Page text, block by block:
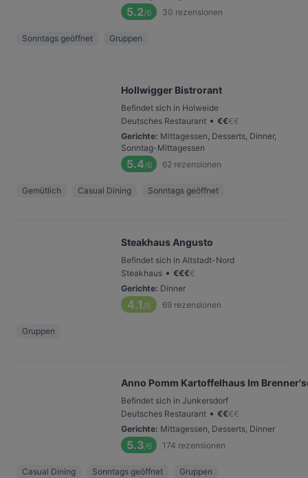
5.2/6 30 rezensionen
Sonntags geöffnet Gruppen
Hollwigger Bistrorant
Befindet sich in Holweide
Deutsches Restaurant • €€€€
Gerichte: Mittagessen, Desserts, Dinner,
Sonntag-Mittagessen
5.4/6 62 rezensionen
Gemütlich Casual Dining Sonntags geöffnet
Steakhaus Angusto
Befindet sich in Altstadt-Nord
Steakhaus • €€€€
Gerichte: Dinner
4.1 /6 69 rezensionen
Gruppen
Anno Pomm Kartoffelhaus Im
Befindet sich in Junkersdorf
Deutsches Restaurant • €€€€
Gerichte: Mittagessen, Desserts, Dinner
5.3/6 174 rezensionen
Casual Dining Sonntags geöffnet Gruppen